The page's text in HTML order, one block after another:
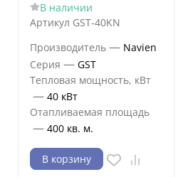
В наличии
Артикул GST-40KN
Производитель — Navien
Серия — GST
Тепловая мощность, кВт
— 40 кВт
Отапливаемая площадь
— 400 кв. м.
В корзину